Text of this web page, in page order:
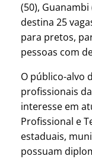
(50), Guanambi
destina 25
para pretos,
pessoas com
O público-alvo
profissionais
interesse em
Profissional e
estaduais,
possuam